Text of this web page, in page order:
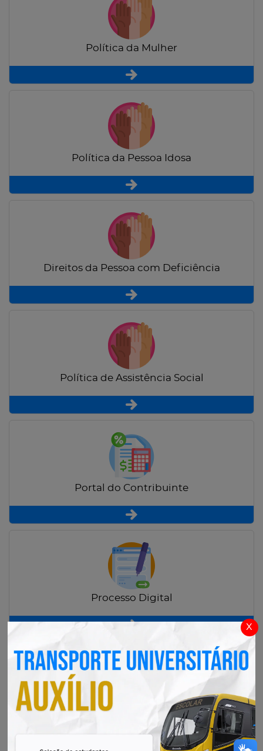
x
Política da Mulher
Política da Pessoa Idosa
Direitos da Pessoa com Deficiência
Política de Assistência Social
Portal do Contribuinte
Processo Digital
Radar Transparência Pública